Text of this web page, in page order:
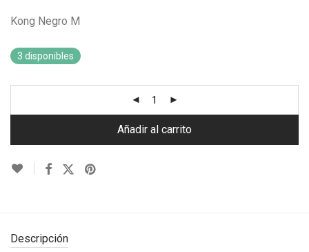
Kong Negro M
3 disponibles
Añadir al carrito
Descripción